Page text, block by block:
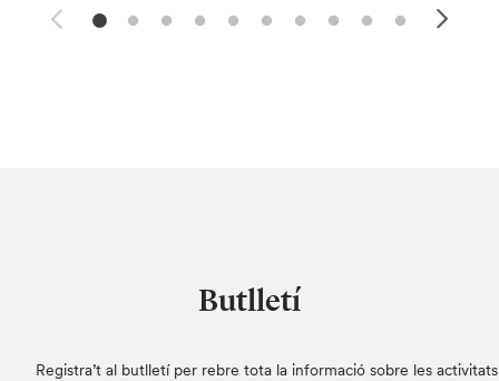
Butlletí
Registra’t al butlletí per rebre tota la informació sobre les activitats